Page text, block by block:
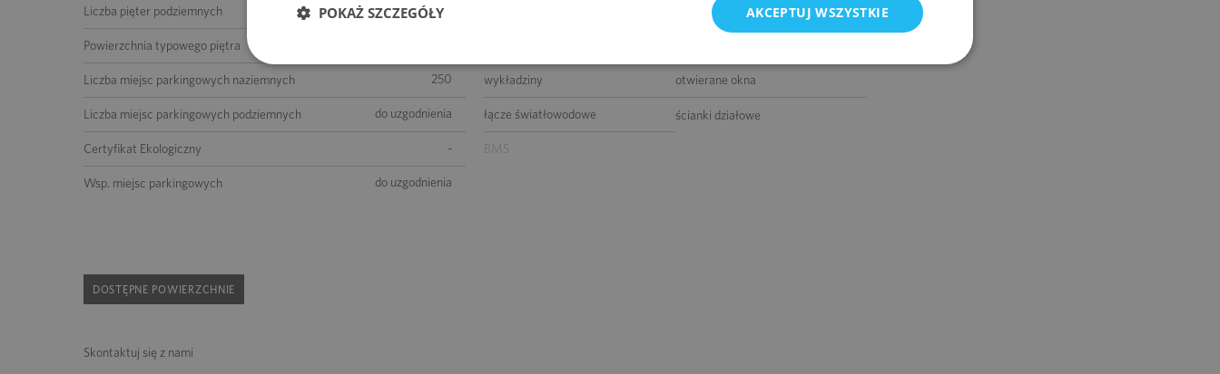
Liczba pięter podziemnych
Powierzchnia typowego piętra
Liczba miejsc parkingowych naziemnych 250
Liczba miejsc parkingowych podziemnych do uzgodnienia
Certyfikat Ekologiczny -
Wsp. miejsc parkingowych do uzgodnienia
czujniki dymu i ciepła
wykładziny otwierane okna
łącze światłowodowe ścianki działowe
BMS
DOSTĘPNE POWIERZCHNIE
Skontaktuj się z nami
AKCEPTUJ WSZYSTKIE
POKAŻ SZCZEGÓŁY